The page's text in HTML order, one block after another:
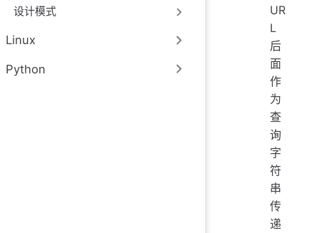
设计模式
Linux
Python
UR
L
后
面
作
为
查
询
字
符
串
传
递